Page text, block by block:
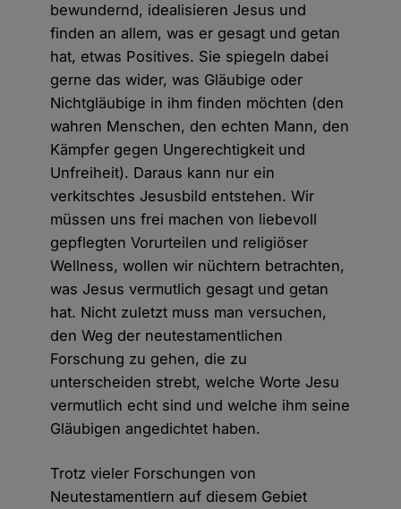
bewundernd, idealisieren Jesus und
finden an allem, was er gesagt und getan
hat, etwas Positives. Sie spiegeln dabei
gerne das wider, was Gläubige oder
Nichtgläubige in ihm finden möchten (den
wahren Menschen, den echten Mann, den
Kämpfer gegen Ungerechtigkeit und
Unfreiheit). Daraus kann nur ein
verkitschtes Jesusbild entstehen. Wir
müssen uns frei machen von liebevoll
gepflegten Vorurteilen und religiöser
Wellness, wollen wir nüchtern betrachten,
was Jesus vermutlich gesagt und getan
hat. Nicht zuletzt muss man versuchen,
den Weg der neutestamentlichen
Forschung zu gehen, die zu
unterscheiden strebt, welche Worte Jesu
vermutlich echt sind und welche ihm seine
Gläubigen angedichtet haben.
Trotz vieler Forschungen von
Neutestamentlern auf diesem Gebiet